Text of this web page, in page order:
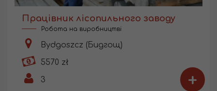
Працівник лісопильного заводу
Робота на виробництві
Bydgoszcz (Бидгощ)
5570 zł
3
+